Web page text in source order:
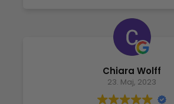
har virket lige som godt
Efter godt fem behandlinger
lettede smerterne, og her
behandlinger er jeg stort set
bevægelse er blevet så
Udover smerte lindring går
cryosauna med fornyet energi og
Chiara Wolff
23. Maj, 2023